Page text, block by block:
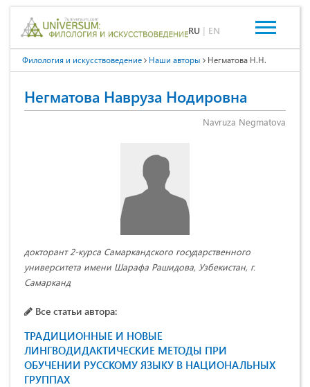
RU | EN
Филология и искусствоведение Наши авторы Негматова Н.Н.
Негматова Навруза Нодировна
Navruza Negmatova
докторант 2-курса Самаркандского государственного
университета имени Шарафа Рашидова, Узбекистан, г.
Самарканд
Все статьи автора:
ТРАДИЦИОННЫЕ И НОВЫЕ
ЛИНГВОДИДАКТИЧЕСКИЕ МЕТОДЫ ПРИ
ОБУЧЕНИИ РУССКОМУ ЯЗЫКУ В НАЦИОНАЛЬНЫХ
ГРУППАХ